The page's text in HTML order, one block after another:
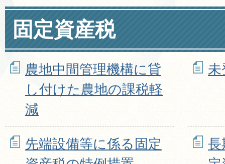
固定資産税
農地中間管理機構に貸
し付けた農地の課税軽
減
未
先端設備等に係る固定
長